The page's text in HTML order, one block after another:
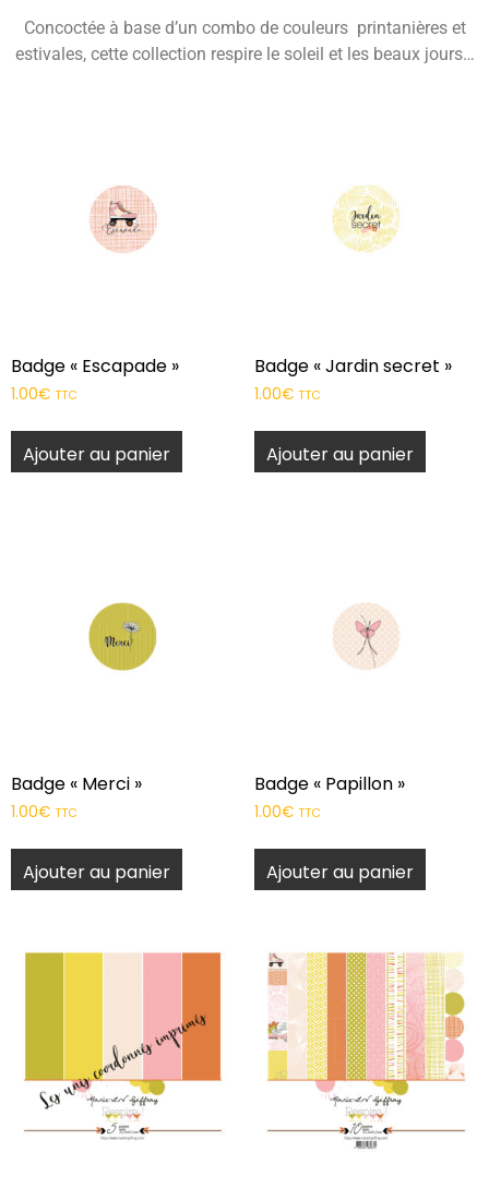
Concoctée à base d’un combo de couleurs printanières et
estivales, cette collection respire le soleil et les beaux jours…
Badge « Escapade »
1.00€ TTC
Ajouter au panier
Badge « Jardin secret »
1.00€ TTC
Ajouter au panier
Badge « Merci »
1.00€ TTC
Ajouter au panier
Badge « Papillon »
1.00€ TTC
Ajouter au panier